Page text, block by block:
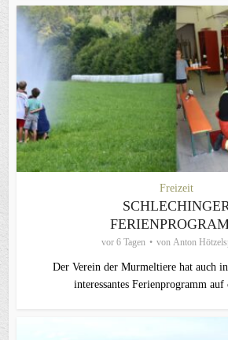
Freizeit
vor 6 Tagen von Anton
Der Verein der Murmeltiere hat auch
interessantes Ferienprogramm auf